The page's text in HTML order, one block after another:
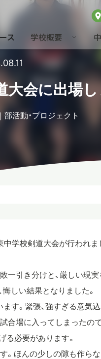
ス 学校概要
大会に出場
部活動・プロジェクト
学校剣道大会が行われ
一引き分けと、厳しい現
しい結果となりました。
。緊張、強すぎる意気込
合場に入ってしまったの
る必要があります。
。ほんの少しの隙も作ら